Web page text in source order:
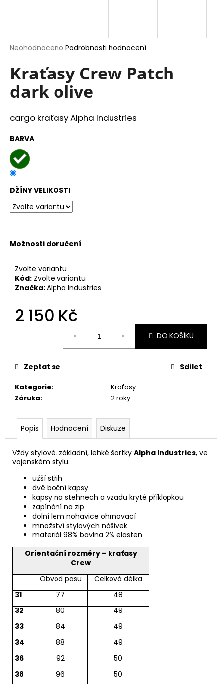
Průměrné
produktu
je
0,0
z
hvězdiček.
Neohodnoceno Podrobnosti hodnocení
Kraťasy Crew Patch
dark olive
cargo kraťasy Alpha Industries
BARVA
DŽÍNY VELIKOSTI
Možnosti doručení
Zvolte variantu
Kód: Zvolte variantu
Značka:Alpha Industries
2 150 Kč
DO KOŠÍKU
Kategorie:
Kraťasy
Záruka: 2 roky
Zeptat se Sdílet
Popis Hodnocení Diskuze
Vždy stylové, základní, lehké šortky Alpha Industries, ve
vojenském stylu.
užší střih
dvě boční kapsy
kapsy na stehnech a vzadu kryté příklopkou
zapínání na zip
dolní lem nohavice ohrnovací
množství stylových nášivek
materiál 98% bavlna 2% elasten
Orientační rozměry – kraťasy
Crew
Obvod pasu
Celková délka
31
77
48
32
80
49
33
84
49
34
88
49
36
92
50
38
96 50
í
t
?
HLEDAT
D
o
p
o
r
u
j
e
m
e
PÁNSKÉ
TRIČKO
YAKUZA
667,50
Kč
890
Kč